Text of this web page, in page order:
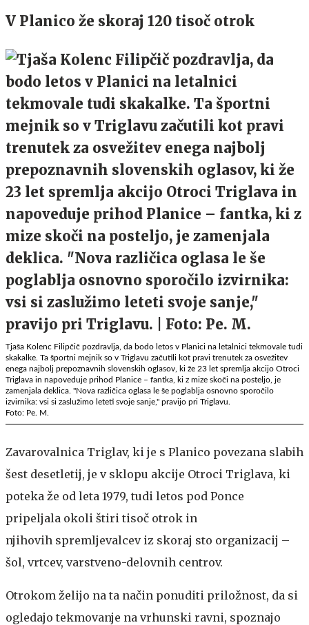
V Planico že skoraj 120 tisoč otrok
Tjaša Kolenc Filipčič pozdravlja, da bodo letos v Planici na letalnici tekmovale tudi
skakalke. Ta športni mejnik so v Triglavu začutili kot pravi trenutek za osvežitev
enega najbolj prepoznavnih slovenskih oglasov, ki že 23 let spremlja akcijo Otroci
Triglava in napoveduje prihod Planice – fantka, ki z mize skoči na posteljo, je
zamenjala deklica. "Nova različica oglasa le še poglablja osnovno sporočilo
izvirnika: vsi si zaslužimo leteti svoje sanje," pravijo pri Triglavu.
Foto: Pe. M.
Zavarovalnica Triglav, ki je s Planico povezana slabih
šest desetletij, je v sklopu akcije Otroci Triglava, ki
poteka že od leta 1979, tudi letos pod Ponce
pripeljala okoli štiri tisoč otrok in
njihovih spremljevalcev iz skoraj sto organizacij –
šol, vrtcev, varstveno-delovnih centrov.
Otrokom želijo na ta način ponuditi priložnost, da si
ogledajo tekmovanje na vrhunski ravni, spoznajo